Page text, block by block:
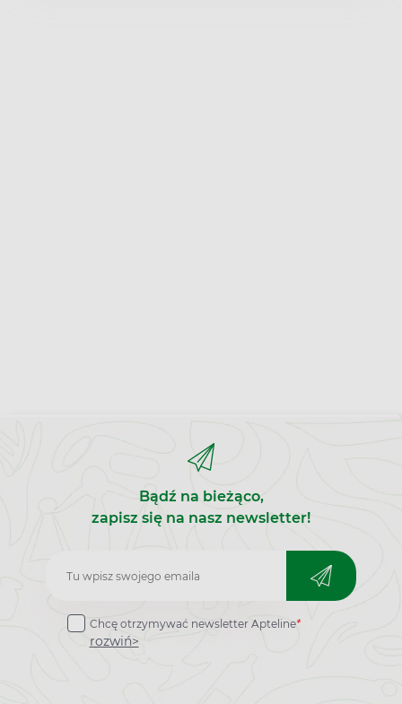
Bądź na bieżąco,
zapisz się na nasz newsletter!
Zapisz
do
newslettera
Chcę otrzymywać newsletter Apteline*
rozwiń>